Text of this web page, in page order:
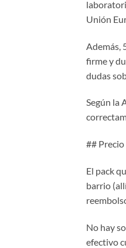
Unión
Además,
firme y
dudas
Según la
##
El pack
barrio
No hay
efectivo